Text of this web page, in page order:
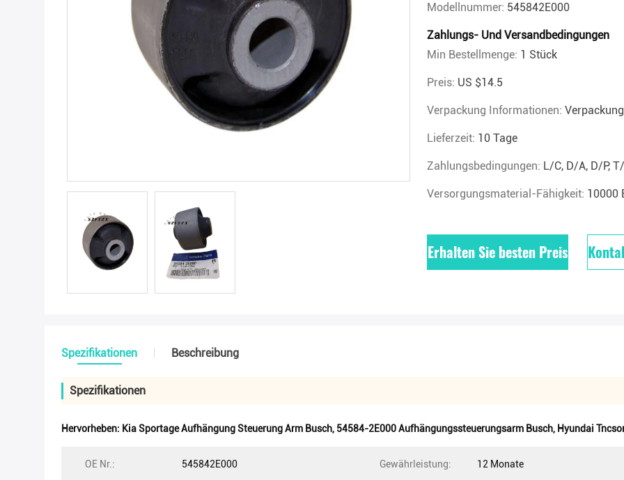
Modellnummer: 545842E000
Zahlungs- Und Versandbedingungen
Min Bestellmenge: 1 Stück
Preis: US $14.5
Verpackung Informationen:
Lieferzeit: 10 Tage
Zahlungsbedingungen: L/C, D/A, D/P,
Versorgungsmaterial-Fähigkeit: 10000
Erhalten Sie besten Preis
Spezifikationen Beschreibung
Spezifikationen
Hervorheben: Kia Sportage Aufhängung Steuerung Arm Busch, 54584-2E000 Aufhängungssteuerungsarm Busch, Hyundai
OE Nr.: 545842E000 Gewährleistung: 12 Monate